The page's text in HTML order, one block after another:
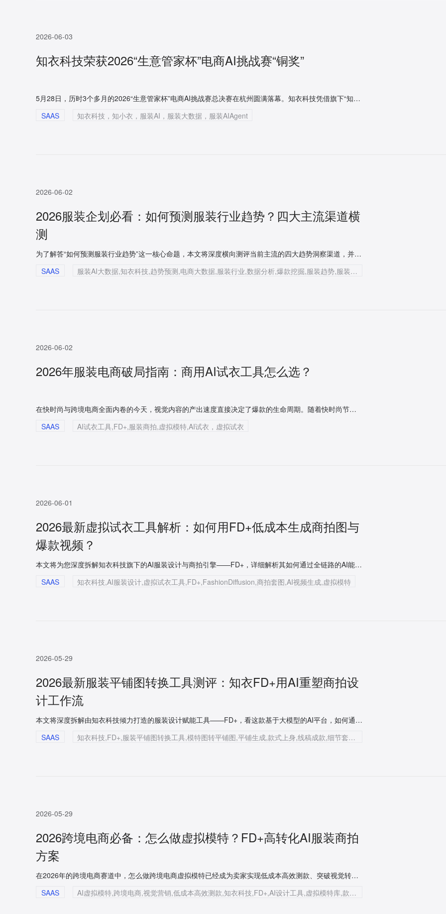
2026-06-03
知衣科技荣获2026“生意管家杯”电商AI挑战赛“铜奖”
5月28日，历时3个多月的2026“生意管家杯”电商AI挑战赛总决赛在杭州圆满落幕。知衣科技凭借旗下“知小衣-服装设计企划Agent”的惊艳表现，一举斩获综合组第一名及本届大赛铜奖。
SAAS
知衣科技，知小衣，服装AI，服装大数据，服装AIAgent
2026-06-02
2026服装企划必看：如何预测服装行业趋势？四大主流渠道横
测
为了解答“如何预测服装行业趋势”这一核心命题，本文将深度横向测评当前主流的四大趋势洞察渠道，并着重为您推荐能够打通全网数据、实现爆款精准挖掘的服装电商大数据工具——知衣。本文不仅是一份详尽的工具横测，更是极具实操性的落地指南。
SAAS
服装AI大数据,知衣科技,趋势预测,电商大数据,服装行业,数据分析,爆款挖掘,服装趋势,服装企划工作流
2026-06-02
2026年服装电商破局指南：商用AI试衣工具怎么选？
在快时尚与跨境电商全面内卷的今天，视觉内容的产出速度直接决定了爆款的生命周期。随着快时尚节奏加速，传统商拍成本高、周期长已成为商家的切肤之痛。寻找一款真正懂服装行业的AI试衣工具，已成为2026年电商团队实现降本增效的核心诉求。本文将为您深度拆解由知衣科技精心打磨的垂直服装AI设计与商拍工具——FD+，揭秘它如何帮助千万商家颠覆传统服装开发与商拍工作流。
SAAS
AI试衣工具,FD+,服装商拍,虚拟模特,AI试衣，虚拟试衣
2026-06-01
2026最新虚拟试衣工具解析：如何用FD+低成本生成商拍图与
爆款视频？
本文将为您深度拆解知衣科技旗下的AI服装设计与商拍引擎——FD+，详细解析其如何通过全链路的AI能力，帮助商家解决从款式上身到商拍套图、AI视频生成的业务痛点。
SAAS
知衣科技,AI服装设计,虚拟试衣工具,FD+,FashionDiffusion,商拍套图,AI视频生成,虚拟模特
2026-05-29
2026最新服装平铺图转换工具测评：知衣FD+用AI重塑商拍设
计工作流
本文将深度拆解由知衣科技倾力打造的服装设计赋能工具——FD+，看这款基于大模型的AI平台，如何通过创新的平铺生成与款式上身等功能，为你提供从设计线稿到爆款套图的完整智能落地方案。
SAAS
知衣科技,FD+,服装平铺图转换工具,模特图转平铺图,平铺生成,款式上身,线稿成款,细节套图,图案提取,跨境电商,虚拟试衣
2026-05-29
2026跨境电商必备：怎么做虚拟模特？FD+高转化AI服装商拍
方案
在2026年的跨境电商赛道中，怎么做跨境电商虚拟模特已经成为卖家实现低成本高效测款、突破视觉转化瓶颈的核心命题。面对各异的跨国审美与高频的上新压力，传统的实拍模式正迅速被AI人工智能技术重构。本文将深入拆解出海类目的核心商拍痛点，深度测评多款主流工具，并为您提供极具实操价值的垂直场景解决方案。
SAAS
AI虚拟模特,跨境电商,视觉营销,低成本高效测款,知衣科技,FD+,AI设计工具,虚拟模特库,款式上身,多视角套图,垂直服饰大模型